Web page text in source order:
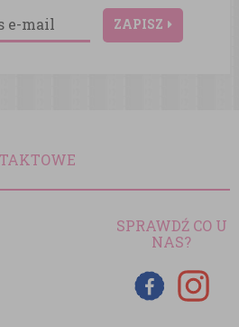
ZAPISZ
SPRAWDŹ CO U
NAS?